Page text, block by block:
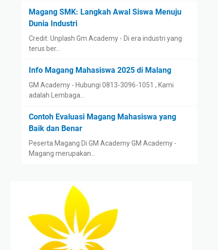
e
s
i
a
Magang SMK: Langkah Awal Siswa Menuju
Dunia Industri
Credit: Unplash Gm Academy - Di era industri yang
terus ber…
Info Magang Mahasiswa 2025 di Malang
GM Academy - Hubungi 0813-3096-1051 , Kami
adalah Lembaga…
Contoh Evaluasi Magang Mahasiswa yang
Baik dan Benar
Peserta Magang Di GM Academy GM Academy -
Magang merupakan…